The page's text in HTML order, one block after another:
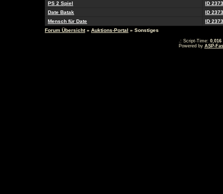
PS 2 Spiel
ID 2373
Date Batak
ID 2373
Mensch für Date
ID 2373
Forum Übersicht» Auktions-Portal » Sonstiges
.: Script-Time: 0,016
Powered by ASP-